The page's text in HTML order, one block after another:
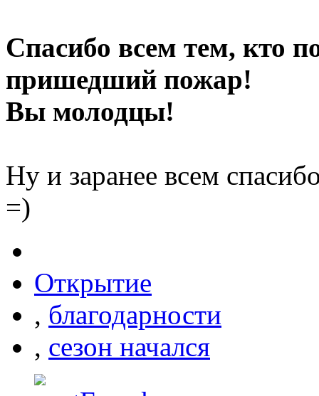
Спасибо всем тем, кто
пришедший пожар!
Вы молодцы!
Ну и заранее всем
=)
Открытие
, благодарности
, сезон начался